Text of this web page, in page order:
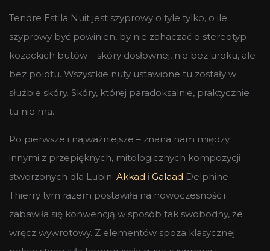
Tendre Est la Nuit jest szyprowy o tyle tylko, o ile
szyprowy być powinien, by nie zahaczać o stereotyp
kozackich butów – skóry dosłownej, nie bez uroku, ale
bez polotu. Wszystkie nuty ustawione tu zostały w
służbie skóry. Skóry, której paradoksalnie, praktycznie
tu nie ma.
Po pierwsze i najważniejsze – znana nam między
innymi z przepięknych, mitologicznych kompozycji
stworzonych dla Lubin: Akkad i Galaad Delphine
Thierry tym razem postawiła na nowoczesność i
zabawiła się konwencją w sposób tak swobodny, że
wręcz wywrotowy. Z elementów spoza klasycznej